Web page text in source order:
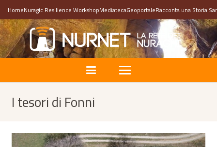
HomeNuragic Resilience WorkshopMediatecaGeoportaleRacconta una Storia
I tesori di Fonni